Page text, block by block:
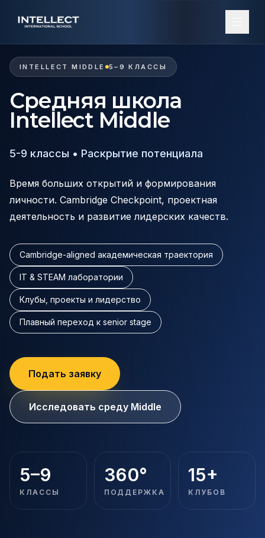
INTELLECT MIDDLE 5–9 КЛАССЫ
Средняя школа
Intellect Middle
5-9 классы • Раскрытие потенциала
Время больших открытий и формирования
личности. Cambridge Checkpoint, проектная
деятельность и развитие лидерских качеств.
Cambridge-aligned академическая траектория
IT & STEAM лаборатории
Клубы, проекты и лидерство
Плавный переход к senior stage
Подать заявку
Исследовать среду Middle
5–9
КЛАССЫ
360°
ПОДДЕРЖКА
15+
КЛУБОВ
ACADEMIC MOMENTUM
Структурированные привычки, проектная
работа и социальный рост для ключевого